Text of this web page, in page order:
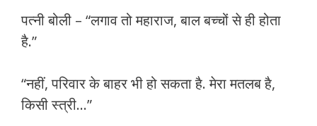
पत्नी बोली – “लगाव तो महाराज, बाल बच्चों से ही होता
है.”
“नहीं, परिवार के बाहर भी हो सकता है. मेरा मतलब है,
किसी स्त्री…”